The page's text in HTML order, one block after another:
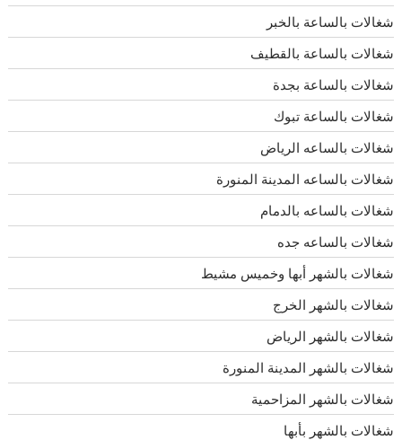
شغالات بالساعة بالخبر
شغالات بالساعة بالقطيف
شغالات بالساعة بجدة
شغالات بالساعة تبوك
شغالات بالساعه الرياض
شغالات بالساعه المدينة المنورة
شغالات بالساعه بالدمام
شغالات بالساعه جده
شغالات بالشهر أبها وخميس مشيط
شغالات بالشهر الخرج
شغالات بالشهر الرياض
شغالات بالشهر المدينة المنورة
شغالات بالشهر المزاحمية
شغالات بالشهر بأبها